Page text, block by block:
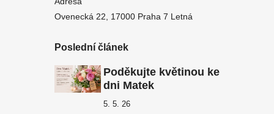
Ovenecká 22, 17000 Praha 7 Letná
Poslední článek
Poděkujte květinou ke
dni Matek
5. 5. 26